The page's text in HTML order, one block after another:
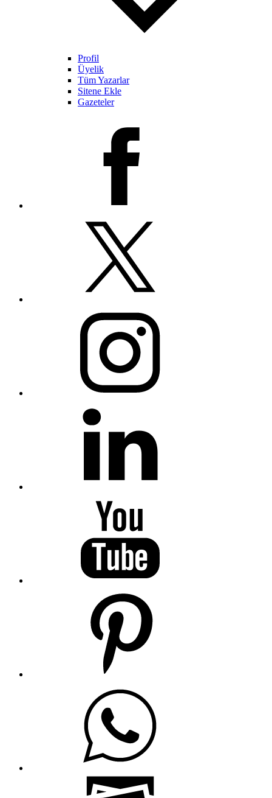
Profil
Üyelik
Tüm Yazarlar
Sitene Ekle
Gazeteler